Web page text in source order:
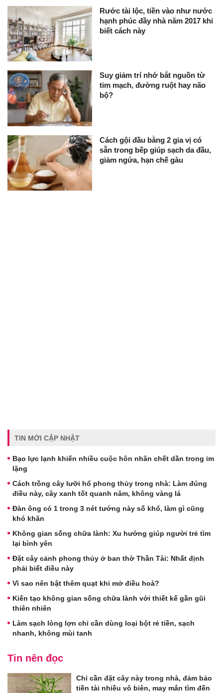
Rước tài lộc, tiền vào như nước
hạnh phúc đầy nhà năm 2017 khi
biết cách này
Suy giảm trí nhớ bắt nguồn từ
tim mạch, đường ruột hay não
bộ?
Cách gội đầu bằng 2 gia vị có
sẵn trong bếp giúp sạch da đầu,
giảm ngứa, hạn chế gàu
TIN MỚI CẬP NHẬT
Bạo lực lạnh khiến nhiều cuộc hôn nhân chết dần trong im
lặng
Cách trồng cây lưỡi hổ phong thủy trong nhà: Làm đúng
điều này, cây xanh tốt quanh năm, không vàng lá
Đàn ông có 1 trong 3 nét tướng này số khổ, làm gì cũng
khó khăn
Không gian sống chữa lành: Xu hướng giúp người trẻ tìm
lại bình yên
Đặt cây cảnh phong thủy ở ban thờ Thần Tài: Nhất định
phải biết điều này
Vì sao nên bật thêm quạt khi mở điều hoà?
Kiến tạo không gian sống chữa lành với thiết kế gần gũi
thiên nhiên
Làm sạch lòng lợn chỉ cần dùng loại bột rẻ tiền, sạch
nhanh, không mùi tanh
Tin nên đọc
Chỉ cần đặt cây này trong nhà, đảm bảo
tiền tài nhiều vô biên, may mắn tìm đến